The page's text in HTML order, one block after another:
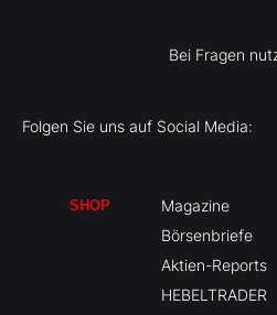
Bei Fragen
Folgen Sie uns auf Social Media:
SHOP
Magazine
Börsenbriefe
Aktien-Reports
HEBELTRADER